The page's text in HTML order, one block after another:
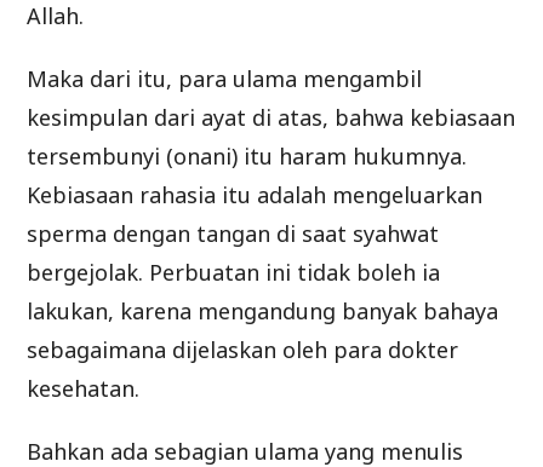
Allah.
Maka dari itu, para ulama mengambil
kesimpulan dari ayat di atas, bahwa kebiasaan
tersembunyi (onani) itu haram hukumnya.
Kebiasaan rahasia itu adalah mengeluarkan
sperma dengan tangan di saat syahwat
bergejolak. Perbuatan ini tidak boleh ia
lakukan, karena mengandung banyak bahaya
sebagaimana dijelaskan oleh para dokter
kesehatan.
Bahkan ada sebagian ulama yang menulis